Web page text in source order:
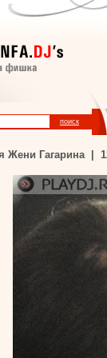
Жени Гагарина |